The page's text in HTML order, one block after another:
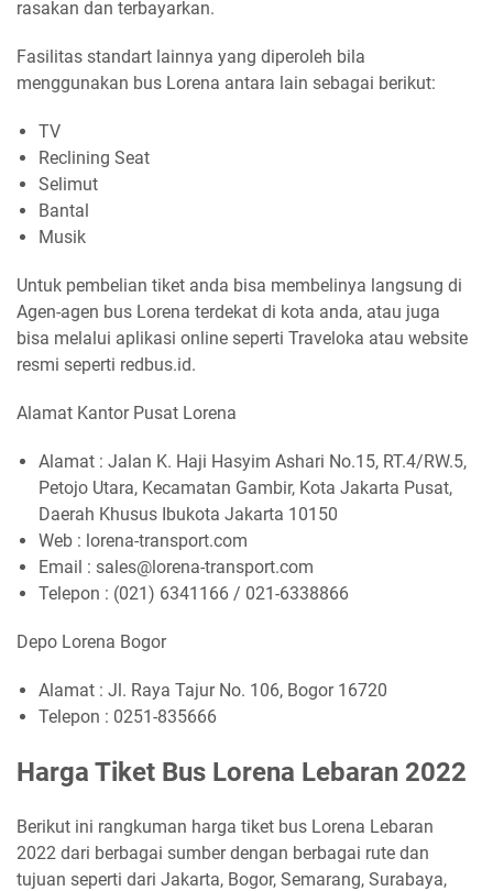
rasakan dan terbayarkan.
Fasilitas standart lainnya yang diperoleh bila
menggunakan bus Lorena antara lain sebagai berikut:
TV
Reclining Seat
Selimut
Bantal
Musik
Untuk pembelian tiket anda bisa membelinya langsung di
Agen-agen bus Lorena terdekat di kota anda, atau juga
bisa melalui aplikasi online seperti Traveloka atau website
resmi seperti redbus.id.
Alamat Kantor Pusat Lorena
Alamat : Jalan K. Haji Hasyim Ashari No.15, RT.4/RW.5,
Petojo Utara, Kecamatan Gambir, Kota Jakarta Pusat,
Daerah Khusus Ibukota Jakarta 10150
Web : lorena-transport.com
Email : sales@lorena-transport.com
Telepon : (021) 6341166 / 021-6338866
Depo Lorena Bogor
Alamat : Jl. Raya Tajur No. 106, Bogor 16720
Telepon : 0251-835666
Harga Tiket Bus Lorena Lebaran 2022
Berikut ini rangkuman harga tiket bus Lorena Lebaran
2022 dari berbagai sumber dengan berbagai rute dan
tujuan seperti dari Jakarta, Bogor, Semarang, Surabaya,